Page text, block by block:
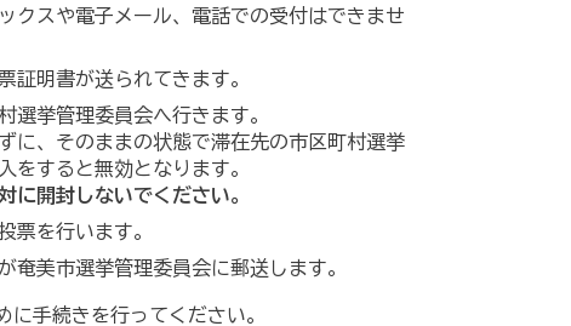
クスや電子メール、電話での受付はできませ
証明書が送られてきます。
選挙管理委員会へ行きます。
に、そのままの状態で滞在先の市区町村選挙
をすると無効となります。
に開封しないでください。
票を行います。
奄美市選挙管理委員会に郵送します。
手続きを行ってください。